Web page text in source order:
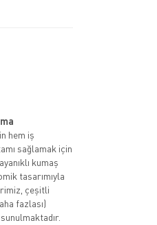
hem iş
sağlamak için
kumaş
tasarımıyla
çeşitli
fazlası)